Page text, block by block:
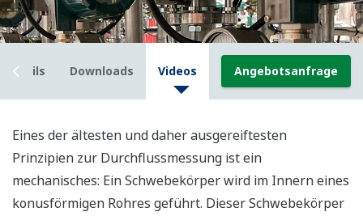
Details Downloads Videos Angebotsanfrage
Eines der ältesten und daher ausgereiftesten
Prinzipien zur Durchflussmessung ist ein
mechanisches: Ein Schwebekörper wird im Innern eines
konusförmigen Rohres geführt. Dieser Schwebekörper